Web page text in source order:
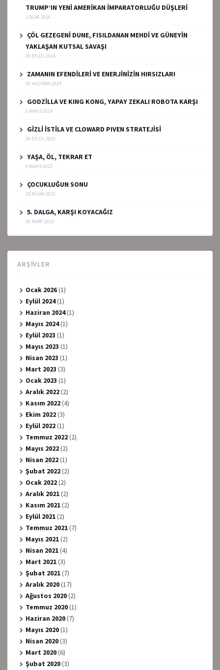
TRUMP’IN YENİ AMERİKAN İMPARATORLUĞU DÜŞLERİ
1 OCAK 2026
ÇÖL GEZEGENİ DUNE, FISILDANAN MEHDİ VE GÜNEYİN
YAKLAŞAN KUTSAL SAVAŞI
29 EYLÜL 2024
ZAMANIN EFENDİLERİ VE ENERJİNİZİN HIRSIZLARI
26 HAZIRAN 2024
GODZİLLA VE KING KONG, YAPAY ZEKALI ROBOTA KARŞI
1 MAYIS 2024
GİZLİ İSTİLA VE CLOWARD PIVEN STRATEJİSİ
29 EYLÜL 2023
YAŞA, ÖL, TEKRAR ET
9 MAYIS 2023
ÇOCUKLUĞUN SONU
25 NISAN 2023
5. DALGA, KARŞI KOYACAĞIZ
26 MART 2023
ARŞIVLER
Ocak 2026(1)
Eylül 2024(1)
Haziran 2024(1)
Mayıs 2024(1)
Eylül 2023 (1)
Mayıs 2023 (1)
Nisan 2023 (1)
Mart 2023 (3)
Ocak 2023 (1)
Aralık 2022(2)
Kasım 2022(4)
Ekim 2022(3)
Eylül 2022(1)
Temmuz 2022(2)
Mayıs 2022(2)
Nisan 2022(1)
Şubat 2022(2)
Ocak 2022(2)
Aralık 2021(2)
Kasım 2021(2)
Eylül 2021(2)
Temmuz 2021(7)
Mayıs 2021(2)
Nisan 2021(4)
Mart 2021(3)
Şubat 2021(7)
Aralık 2020(17)
Ağustos 2020(2)
Temmuz 2020(1)
Haziran 2020(7)
Mayıs 2020(1)
Nisan 2020(3)
Mart 2020(6)
Şubat 2020(3)